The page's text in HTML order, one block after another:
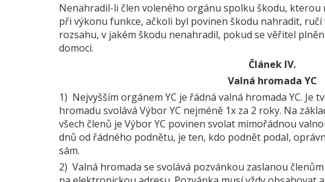
Nenahradil-li člen voleného orgánu spolku škodu,
při výkonu funkce, ačkoli byl povinen škodu nahradit,
rozsahu, v jakém škodu nenahradil, pokud se věřitel
domoci.
Článek IV.
Valná hromada YC
1) Nejvyšším orgánem YC je řádná valná hromada YC. Je
hromadu svolává Výbor YC nejméně 1x za 2 roky. Na
všech členů je Výbor YC povinen svolat mimořádnou
dnů od řádného podnětu, je ten, kdo podnět podal,
sám.
2) Valná hromada se svolává pozvánkou zaslanou